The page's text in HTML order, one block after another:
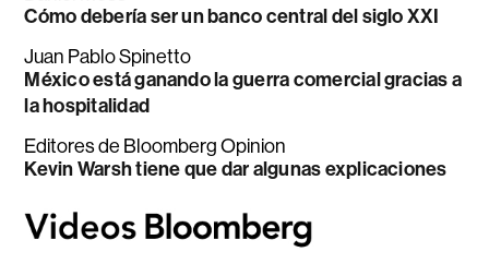
Cómo debería ser un banco central del siglo XXI
Juan Pablo Spinetto
México está ganando la guerra comercial gracias a
la hospitalidad
Editores de Bloomberg Opinion
Kevin Warsh tiene que dar algunas explicaciones